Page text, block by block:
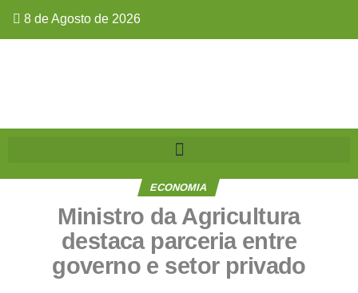
8 de Agosto de 2026
ECONOMIA
Ministro da Agricultura
destaca parceria entre
governo e setor privado